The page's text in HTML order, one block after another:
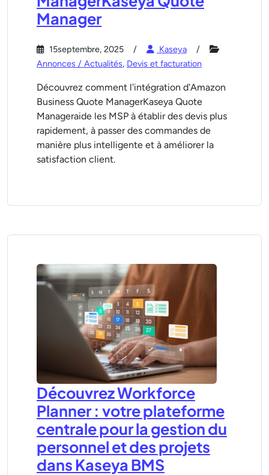
Manager
15septembre, 2025
Kaseya
Annonces / Actualités, Devis et facturation
Découvrez comment l'intégration d'Amazon
Business Quote ManagerKaseya Quote
Manageraide les MSP à établir des devis plus
rapidement, à passer des commandes de
manière plus intelligente et à améliorer la
satisfaction client.
Découvrez Workforce
Planner : votre plateforme
centrale pour la gestion du
personnel et des projets
dans Kaseya BMS